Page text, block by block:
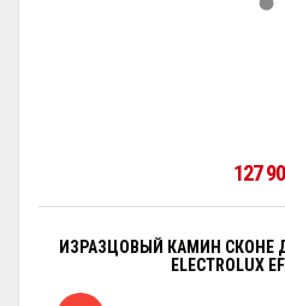
127
ИЗРАЗЦОВЫЙ КАМИН СКОНЕ
ELECTROLUX